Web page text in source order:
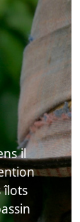
il
îlots